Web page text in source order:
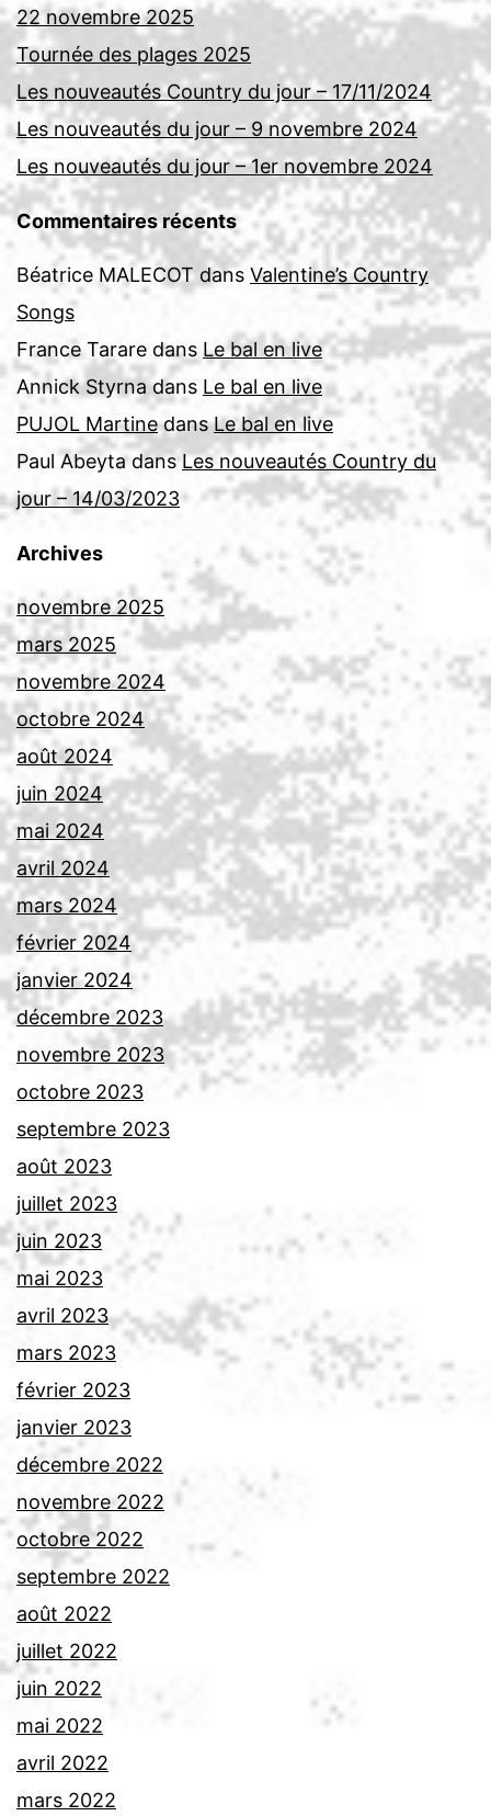
22 novembre 2025
Tournée des plages 2025
Les nouveautés Country du jour – 17/11/2024
Les nouveautés du jour – 9 novembre 2024
Les nouveautés du jour – 1er novembre 2024
Commentaires récents
Béatrice MALECOT dans Valentine’s Country
Songs
France Tarare dans Le bal en live
Annick Styrnadans Le bal en live
PUJOL MartinedansLe bal en live
Paul AbeytadansLes nouveautés Country du
jour – 14/03/2023
Archives
novembre 2025
mars 2025
novembre 2024
octobre 2024
août 2024
juin 2024
mai 2024
avril 2024
mars 2024
février 2024
janvier 2024
décembre 2023
novembre 2023
octobre 2023
septembre 2023
août 2023
juillet 2023
juin 2023
mai 2023
avril 2023
mars 2023
février 2023
janvier 2023
décembre 2022
novembre 2022
octobre 2022
septembre 2022
août 2022
juillet 2022
juin 2022
mai 2022
avril 2022
mars 2022